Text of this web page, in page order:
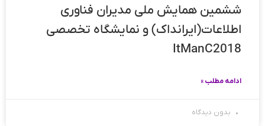
ششمین همایش ملی مدیران فناوری
اطلاعات(ایرانداک) و نمایشگاه تخصصی
ItManC2018
ادامه مطلب »
بدون دیدگاه